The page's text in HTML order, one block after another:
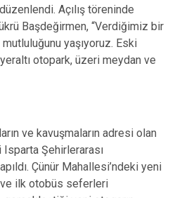
Açılış töreninde
Başdeğirmen, “Verdiğimiz bir
yaşıyoruz. Eski
otopark, üzeri meydan ve
ve kavuşmaların adresi olan
Şehirlerarası
Çünür Mahallesi’ndeki yeni
ve ilk otobüs seferleri